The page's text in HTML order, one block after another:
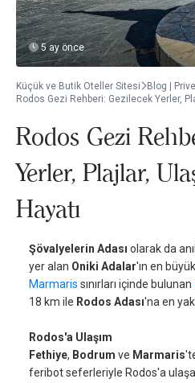
5 ay önce
Küçük ve Butik Oteller Sitesi
Blog |
Rodos Gezi Rehberi: Gezilecek Yerler,
Rodos Gezi
Yerler, Plajlar,
Hayatı
Şövalyelerin Adası olarak da
yer alan Oniki Adalar'ın en
Marmaris sınırları içinde bulunan
18 km ile Rodos Adası'na en
Rodos'a Ulaşım
Fethiye, Bodrum ve Marmaris
feribot seferleriyle Rodos'a